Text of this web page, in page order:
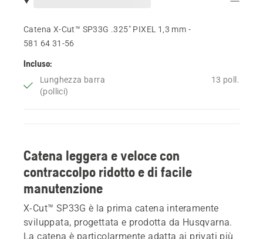
Catena X-Cut™ SP33G .325" PIXEL 1,3 mm -
581 64 31‑56
Incluso:
Lunghezza barra
(pollici)
13 poll.
Catena leggera e veloce con
contraccolpo ridotto e di facile
manutenzione
X-Cut™ SP33G è la prima catena interamente
sviluppata, progettata e prodotta da Husqvarna.
La catena è particolarmente adatta ai privati più